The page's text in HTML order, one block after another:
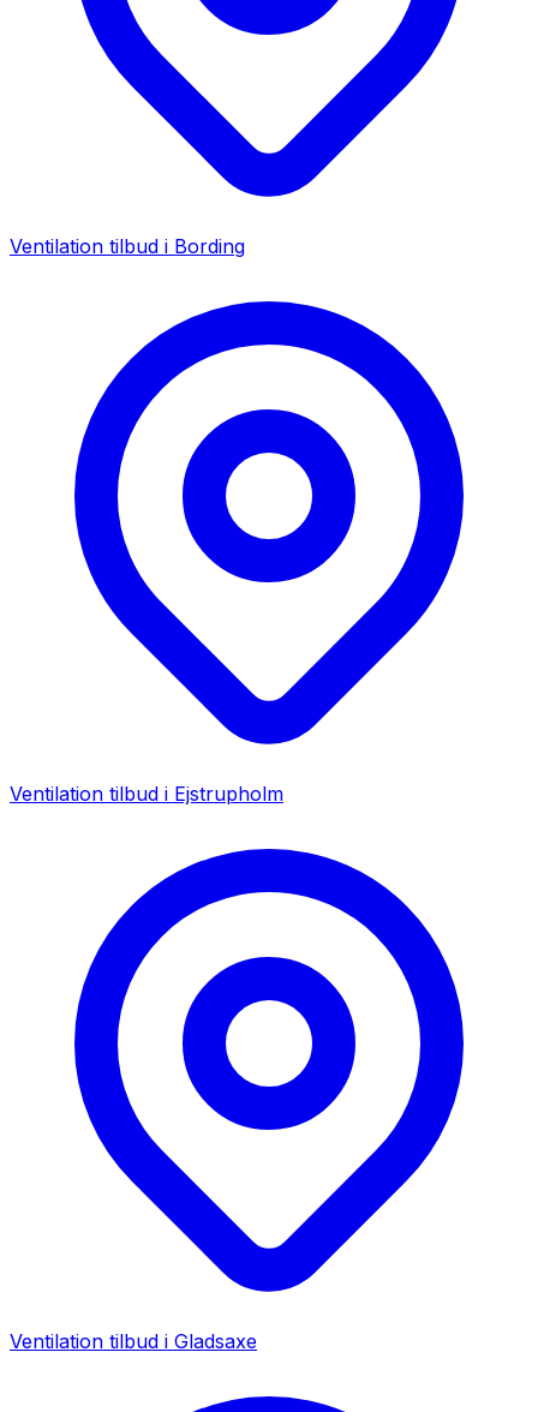
Ventilation tilbud i Bording
Ventilation tilbud i Ejstrupholm
Ventilation tilbud i Gladsaxe